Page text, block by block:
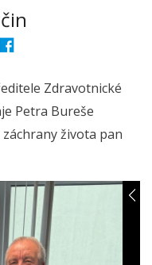
Zdravotnické
Petra Bureše
života pan